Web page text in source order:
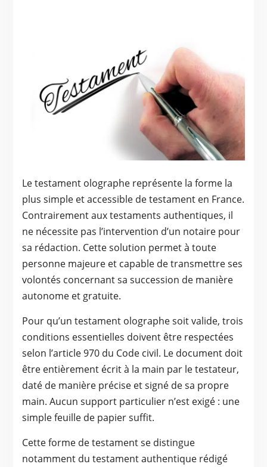
Le testament olographe représente la forme la
plus simple et accessible de testament en France.
Contrairement aux testaments authentiques, il
ne nécessite pas l’intervention d’un notaire pour
sa rédaction. Cette solution permet à toute
personne majeure et capable de transmettre ses
volontés concernant sa succession de manière
autonome et gratuite.
Pour qu’un testament olographe soit valide, trois
conditions essentielles doivent être respectées
selon l’article 970 du Code civil. Le document doit
être entièrement écrit à la main par le testateur,
daté de manière précise et signé de sa propre
main. Aucun support particulier n’est exigé : une
simple feuille de papier suffit.
Cette forme de testament se distingue
notamment du testament authentique rédigé